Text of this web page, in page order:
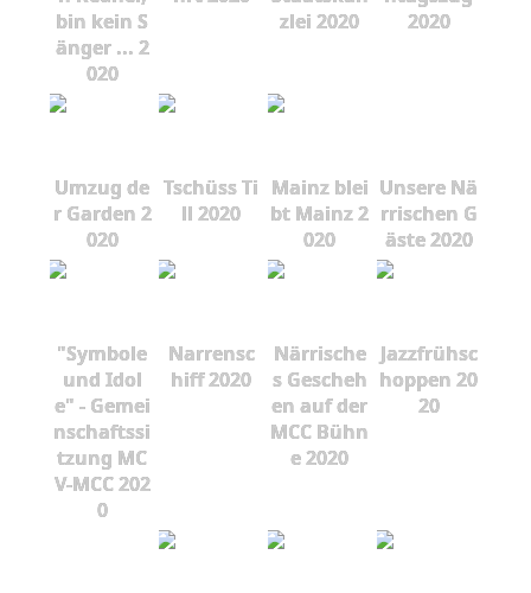
bin kein S
änger ... 2
020
zlei 2020
2020
Umzug de
r Garden 2
020
Tschüss Ti
ll 2020
Mainz blei
bt Mainz 2
020
Unsere Nä
rrischen G
äste 2020
"Symbole
und Idol
e" - Gemei
nschaftssi
tzung MC
V-MCC 202
0
Narrensc
hiff 2020
Närrische
s Gescheh
en auf der
MCC Bühn
e 2020
Jazzfrühsc
hoppen 20
20